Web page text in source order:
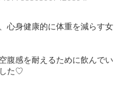
心身健康的に体重を減らす女
腹感を耐えるために飲んでい
た♡